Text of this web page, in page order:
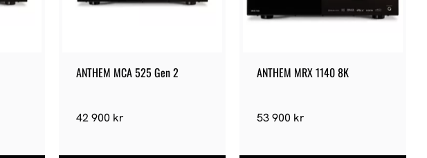
ANTHEM MCA 525 Gen 2
42 900 kr
ANTHEM MRX 1140 8K
53 900 kr